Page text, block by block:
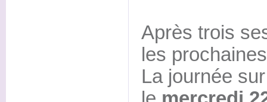
Après trois
les
La journée